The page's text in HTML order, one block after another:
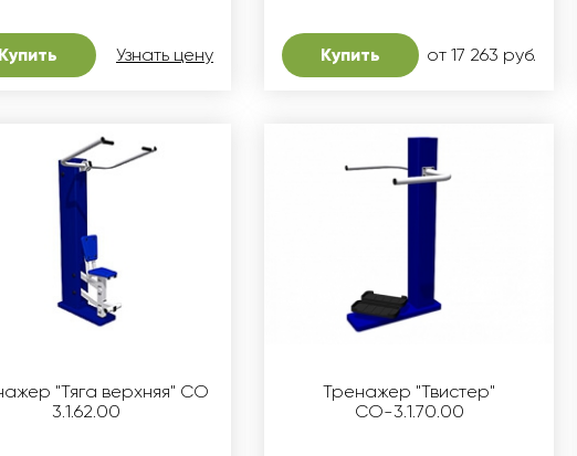
Узнать цену Купить от 17 263 руб.
"Тяга верхняя" СО
3.1.62.00
Тренажер "Твистер"
СО-3.1.70.00